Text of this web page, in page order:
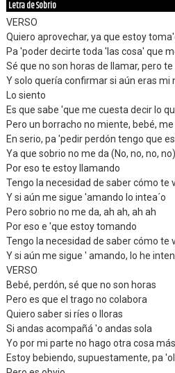
Letra de Sobrio
VERSO
Quiero aprovechar, ya que estoy
Pa 'poder decirte toda 'las cosa' que
Sé que no son horas de llamar, pero te
Y solo quería confirmar si aún eras mi
Lo siento
Es que sabe 'que me cuesta decir lo
Pero un borracho no miente, bebé,
En serio, pa 'pedir perdón tengo que
Ya que sobrio no me da (No, no, no, no)
Por eso te estoy llamando
Tengo la necesidad de saber cómo te
Y si aún me sigue 'amando lo intea´o
Pero sobrio no me da, ah ah, ah ah
Por eso e 'que estoy tomando
Tengo la necesidad de saber cómo te
Y si aún me sigue ' amando, lo he
VERSO
Bebé, perdón, sé que no son horas
Pero es que el trago no colabora
Quiero saber si ríes o lloras
Si andas acompañá 'o andas sola
Yo por mi parte no hago otra cosa
Estoy bebiendo, supuestamente, pa